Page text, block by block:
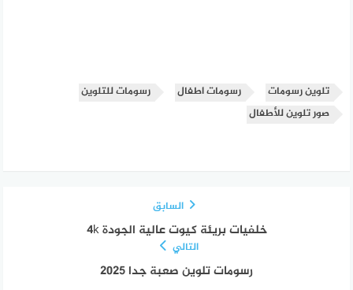
تلوين رسومات رسومات اطفال
رسومات للتلوين
صور تلوين للأطفال
السابق
خلفيات بريئة كيوت عالية الجودة 4k
التالي
رسومات تلوين صعبة جدا 2025